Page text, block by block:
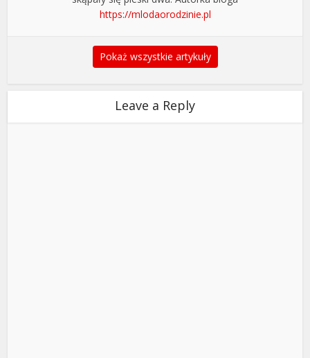
https://mlodaorodzinie.pl
Pokaż wszystkie artykuły
Leave a Reply